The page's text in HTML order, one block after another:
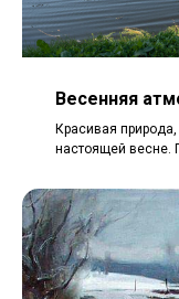
Весенняя
Красивая природа,
настоящей весне.